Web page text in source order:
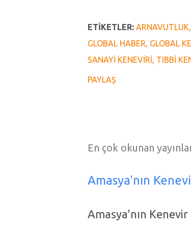
ETIKETLER: ARNAVUTLUK
GLOBAL HABER GLOBAL
SANAYI KENEVIRI TIBBI
PAYLAŞ
En çok okunan
Amasya'nın
Amasya'nın